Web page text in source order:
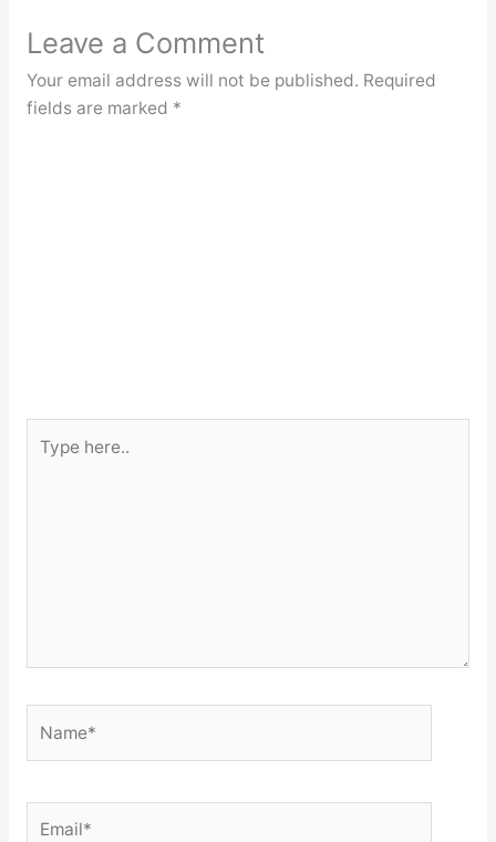
Leave a Comment
Your email address will not be published. Required
fields are marked *
here..